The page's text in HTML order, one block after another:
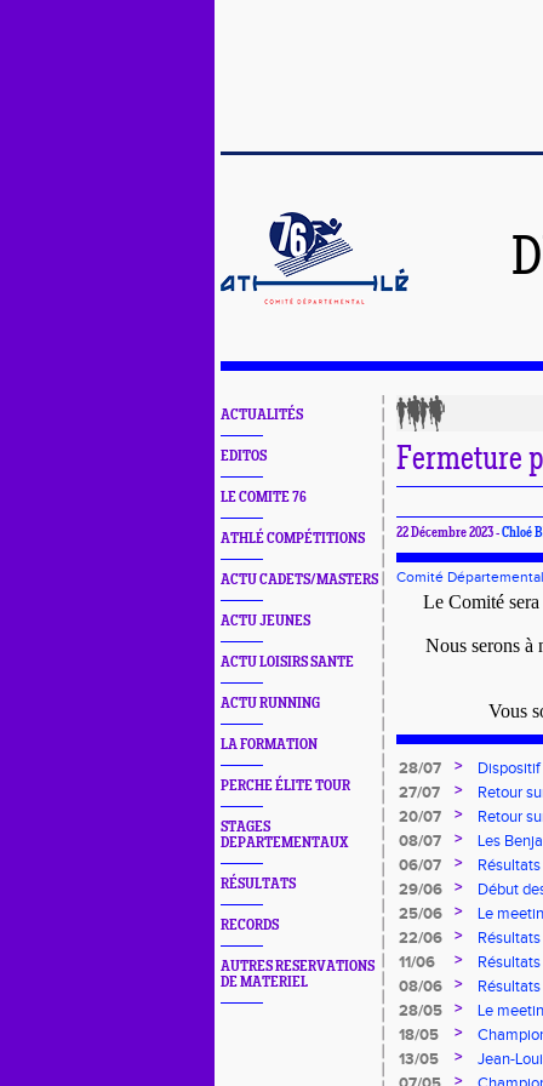
ACTUALITÉS
EDITOS
LE COMITE 76
ATHLÉ COMPÉTITIONS
ACTU CADETS/MASTERS
ACTU JEUNES
ACTU LOISIRS SANTE
ACTU RUNNING
LA FORMATION
PERCHE ÉLITE TOUR
STAGES
DEPARTEMENTAUX
RÉSULTATS
RECORDS
AUTRES RESERVATIONS
DE MATERIEL
Fermeture
22 Décembre 2023 -Chloé
Comité
Le Comité
Nous serons à
Vous
28/07 >
pour
27/07 >
Retour
20/07
>
Retour
08/07
>
Les
06/07
>
Pointes
29/06 >
Début
25/06
>
Le
22/06
>
11/06
>
08/06
>
8.2.2.8
28/05 >
Le
CDA 76
18/05 >
13/05
>
Jean-
>